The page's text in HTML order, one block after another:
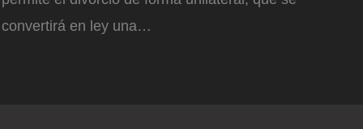
convertirá en ley una…